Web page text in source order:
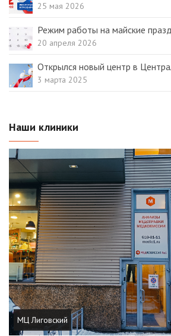
25 мая 2026
Режим работы на майские
20 апреля 2026
Открылся новый центр в
3 марта 2025
Наши клиники
МЦ Лиговский